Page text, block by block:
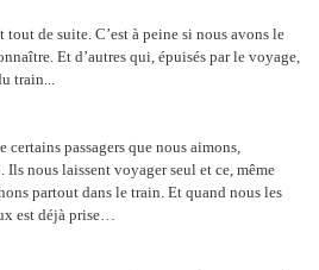
tout de suite. C’est à peine si nous avons le
Et d’autres qui, épuisés par le voyage,
train...
certains passagers que nous aimons,
Ils nous laissent voyager seul et ce, même
partout dans le train. Et quand nous les
est déjà prise…